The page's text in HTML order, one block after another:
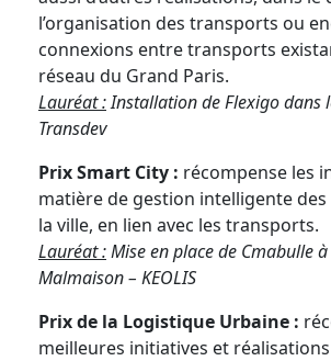
l’organisation des transports ou
connexions entre transports
réseau du Grand Paris.
Lauréat :Installation de Flexigo dans
Transdev
Prix Smart City : récompense les
matière de gestion intelligente
la ville, en lien avec les transports.
Lauréat :Mise en place de Cmabulle
Malmaison – KEOLIS
Prix de la Logistique Urbaine :
meilleures initiatives et